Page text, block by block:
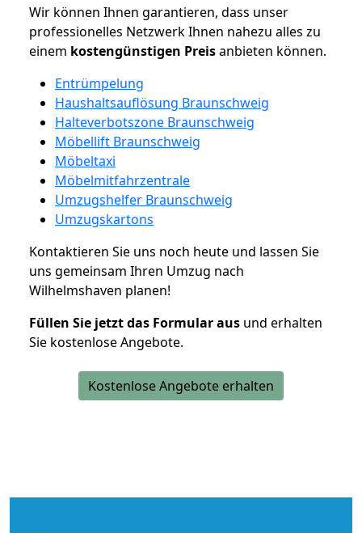
Wir können Ihnen garantieren, dass unser
professionelles Netzwerk Ihnen nahezu alles zu
einem kostengünstigen Preisanbieten können.
Entrümpelung
Haushaltsauflösung Braunschweig
Halteverbotszone Braunschweig
Möbellift Braunschweig
Möbeltaxi
Möbelmitfahrzentrale
Umzugshelfer Braunschweig
Umzugskartons
Kontaktieren Sie uns noch heute und lassen Sie
uns gemeinsam Ihren Umzug nach
Wilhelmshaven planen!
Füllen Sie jetzt das Formular aus und erhalten
Sie kostenlose Angebote.
Kostenlose Angebote erhalten